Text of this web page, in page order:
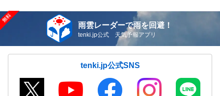
10日も西日本を中心に猛烈な暑さ 熊本35℃予
想 地震の被災地は熱中症に警戒
08/10(月)10:00
雨雲レーダーで雨を回避！
tenki.jp公式 天気予報アプリ
tenki.jp公式SNS